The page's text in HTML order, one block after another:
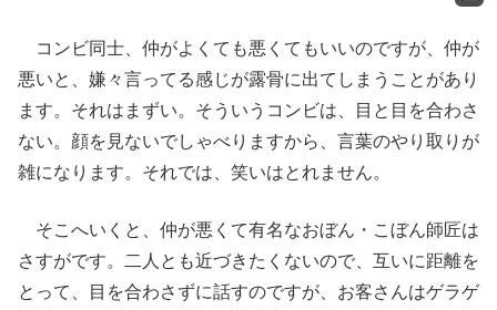
コンビ同士、仲がよくても悪くてもいいのですが、仲が
悪いと、嫌々言ってる感じが露骨に出てしまうことがあり
ます。それはまずい。そういうコンビは、目と目を合わさ
ない。顔を見ないでしゃべりますから、言葉のやり取りが
雑になります。それでは、笑いはとれません。
そこへいくと、仲が悪くて有名なおぼん・こぼん師匠は
さすがです。二人とも近づきたくないので、互いに距離を
とって、目を合わさずに話すのですが、お客さんはゲラゲ